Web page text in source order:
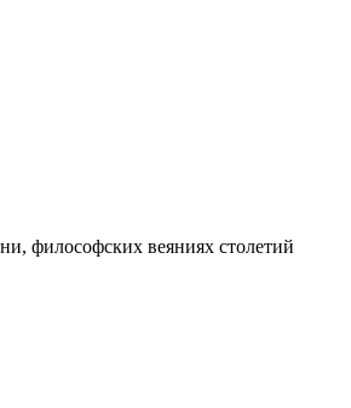
философских веяниях столетий